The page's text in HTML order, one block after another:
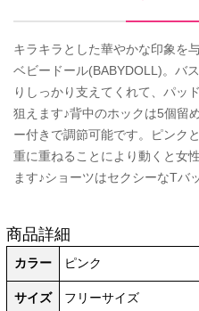
キラキラとした華やかな印象を
ベビードール(BABYDOLL)。バ
りしっかり支えてくれて、パッ
狙えます♪背中のホックは5個留
ー付きで調節可能です。ピンク
重に重ねることにより動くと女
ます♪ショーツはセクシーなTバ
商品詳細
カラー ピンク
サイズ フリーサイズ